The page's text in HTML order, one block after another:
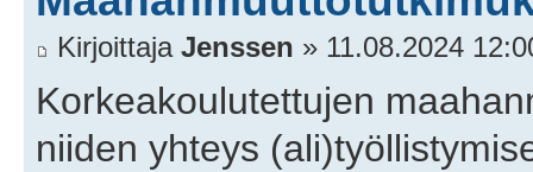
Kirjoittaja Jenssen » 11.08.2024
Korkeakoulutettujen
niiden yhteys